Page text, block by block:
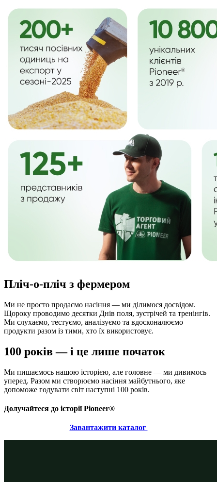
Пліч-о-пліч з фермером
Ми не просто продаємо насіння — ми ділимося досвідом.
Щороку проводимо десятки Днів поля, зустрічей та тренінгів.
Ми слухаємо, тестуємо, аналізуємо та вдосконалюємо
продукти разом із тими, хто їх використовує.
100 років — і це лише початок
Ми пишаємось нашою історією, але головне — ми дивимось
уперед. Разом ми створюємо насіння майбутнього, яке
допоможе годувати світ наступні 100 років.
Долучайтеся до історії Pioneer®
Завантажити каталог